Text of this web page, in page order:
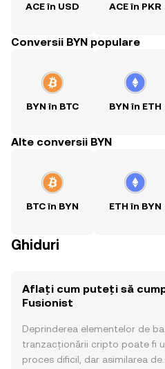
ACE în USD ACE în PKR
Conversii BYN populare
BYN în BTC BYN în ETH
Alte conversii BYN
BTC în BYN ETH în BYN
Ghiduri
Aflați cum puteți să
Fusionist
Deprinderea elementelor de
tranzacționării cripto poate fi
proces dificil, dar asimilarea de